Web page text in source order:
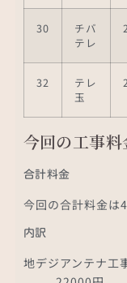
30
チバ
テレ
32
テレ
玉
今回の工事料
合計料金
今回の合計料金は
内訳
地デジアンテナ工